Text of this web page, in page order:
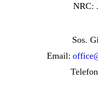
NRC:
Sos.
Email: